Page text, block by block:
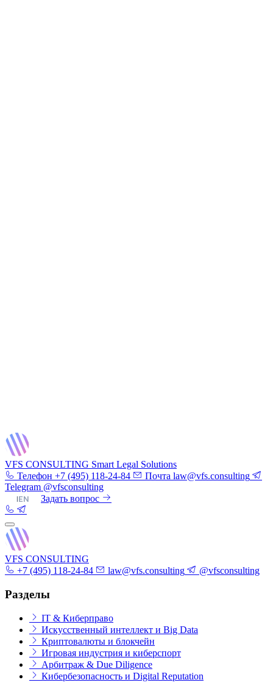
VFS CONSULTING Smart Legal Solutions
Телефон +7 (495) 118-24-84 Почта law@vfs.consulting
Telegram @vfsconsulting
|EN Задать вопрос
VFS CONSULTING
+7 (495) 118-24-84
law@vfs.consulting @vfsconsulting
Разделы
IT & Киберправо
Искусственный интеллект и Big Data
Криптовалюты и блокчейн
Игровая индустрия и киберспорт
Арбитраж & Due Diligence
Кибербезопасность и Digital Reputation